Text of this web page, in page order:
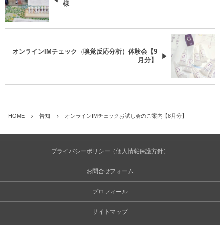
様
オンラインIMチェック（嗅覚反応分析）体験会【9
月分】
HOME 告知 オンラインIMチェックお試し会のご案内【8月分】
プライバシーポリシー（個人情報保護方針）
お問合せフォーム
プロフィール
サイトマップ